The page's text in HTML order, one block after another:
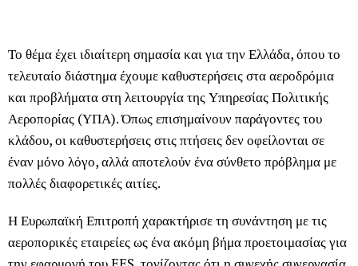
Το θέμα έχει ιδιαίτερη σημασία και για την Ελλάδα, όπου το
τελευταίο διάστημα έχουμε καθυστερήσεις στα αεροδρόμια
και προβλήματα στη λειτουργία της Υπηρεσίας Πολιτικής
Αεροπορίας (ΥΠΑ). Όπως επισημαίνουν παράγοντες του
κλάδου, οι καθυστερήσεις στις πτήσεις δεν οφείλονται σε
έναν μόνο λόγο, αλλά αποτελούν ένα σύνθετο πρόβλημα με
πολλές διαφορετικές αιτίες.
Η Ευρωπαϊκή Επιτροπή χαρακτήρισε τη συνάντηση με τις
αεροπορικές εταιρείες ως ένα ακόμη βήμα προετοιμασίας για